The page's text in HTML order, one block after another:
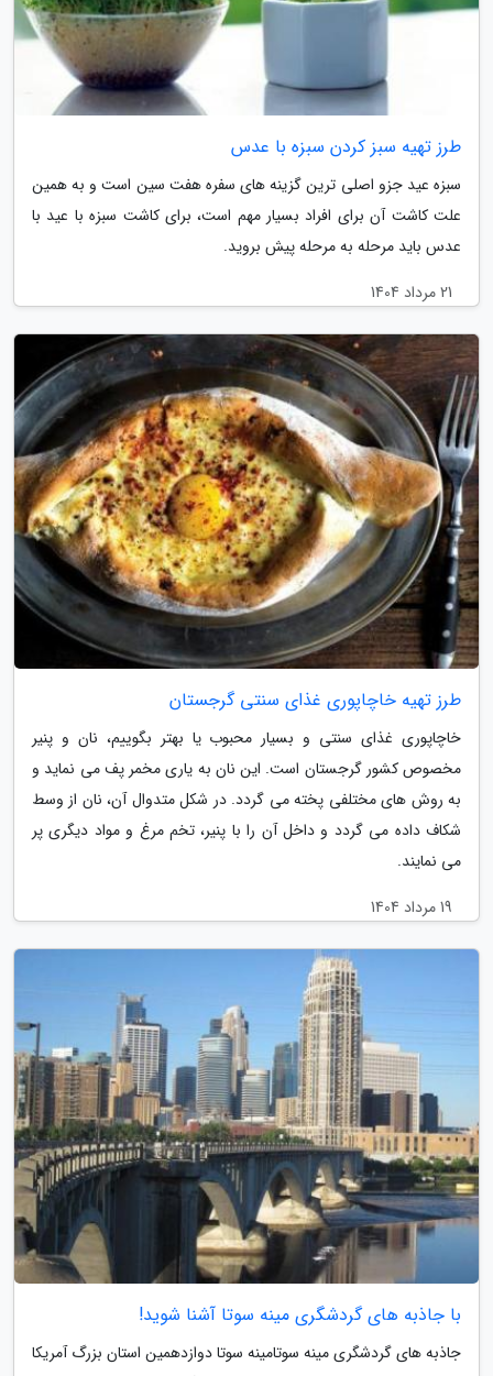
طرز تهیه سبز کردن سبزه با عدس
سبزه عید جزو اصلی ترین گزینه های سفره هفت سین است و به همین
علت کاشت آن برای افراد بسیار مهم است، برای کاشت سبزه با عید با
عدس باید مرحله به مرحله پیش بروید.
21 مرداد 1404
طرز تهیه خاچاپوری غذای سنتی گرجستان
خاچاپوری غذای سنتی و بسیار محبوب یا بهتر بگوییم، نان و پنیر
مخصوص کشور گرجستان است. این نان به یاری مخمر پف می نماید و
به روش های مختلفی پخته می گردد. در شکل متدوال آن، نان از وسط
شکاف داده می گردد و داخل آن را با پنیر، تخم مرغ و مواد دیگری پر
می نمایند.
19 مرداد 1404
با جاذبه های گردشگری مینه سوتا آشنا شوید!
جاذبه های گردشگری مینه سوتامینه سوتا دوازدهمین استان بزرگ آمریکا